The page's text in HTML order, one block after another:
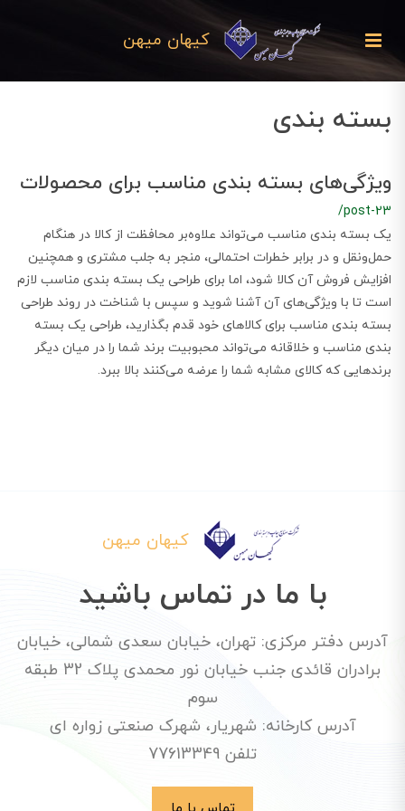
کیهان میهن
بسته بندی
ویژگی‌های بسته بندی مناسب برای محصولات
/post-23
یک بسته بندی مناسب می‌تواند علاوه‌بر محافظت از کالا در هنگام
حمل‌ونقل و در برابر خطرات احتمالی، منجر به جلب مشتری و همچنین
افزایش فروش آن کالا شود، اما برای طراحی یک بسته بندی مناسب لازم
است تا با ویژگی‌های آن آشنا شوید و سپس با شناخت در روند طراحی
بسته بندی مناسب برای کالاهای خود قدم بگذارید، طراحی یک بسته
بندی مناسب و خلاقانه می‌تواند محبوبیت برند شما را در میان دیگر
برندهایی که کالای مشابه شما را عرضه می‌کنند بالا ببرد.
کیهان میهن
با ما در تماس باشید
آدرس دفتر مرکزی: تهران، خیابان سعدی شمالی، خیابان
برادران قائدی جنب خیابان نور محمدی پلاک 32 طبقه
سوم
آدرس کارخانه: شهریار، شهرک صنعتی زواره ای
تلفن 77613349